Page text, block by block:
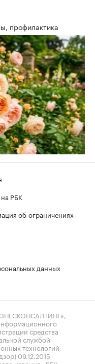
профилактика
РБК
об ограничениях
данных
средства
службой
технологий
09.12.2015